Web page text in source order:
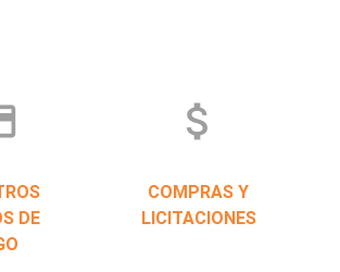
DE
attach_money
COMPRAS Y
LICITACIONES